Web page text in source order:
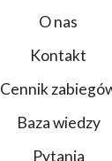
O nas
Kontakt
Cennik
Baza wiedzy
Pytania